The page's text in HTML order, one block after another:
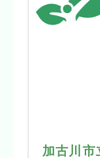
加古川市